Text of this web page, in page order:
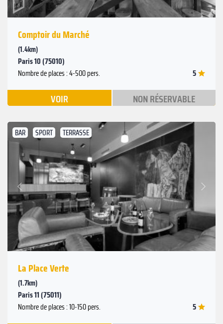
Comptoir du Marché
(1.4km)
Paris 10 (75010)
Nombre de places : 4-500 pers. 5
VOIR NON RÉSERVABLE
BAR SPORT TERRASSE
Précédent
Suivant
La Place Verte
(1.7km)
Paris 11 (75011)
Nombre de places : 10-150 pers. 5